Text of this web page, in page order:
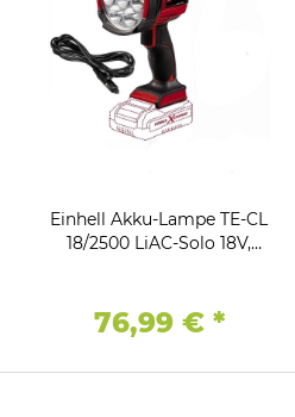
Einhell Akku-Lampe TE-CL
18/2500 LiAC-Solo 18V,
76,99 € *